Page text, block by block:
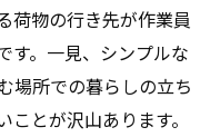
荷物の行き先が作業員
す。一見、シンプルな
場所での暮らしの立ち
とが沢山あります。